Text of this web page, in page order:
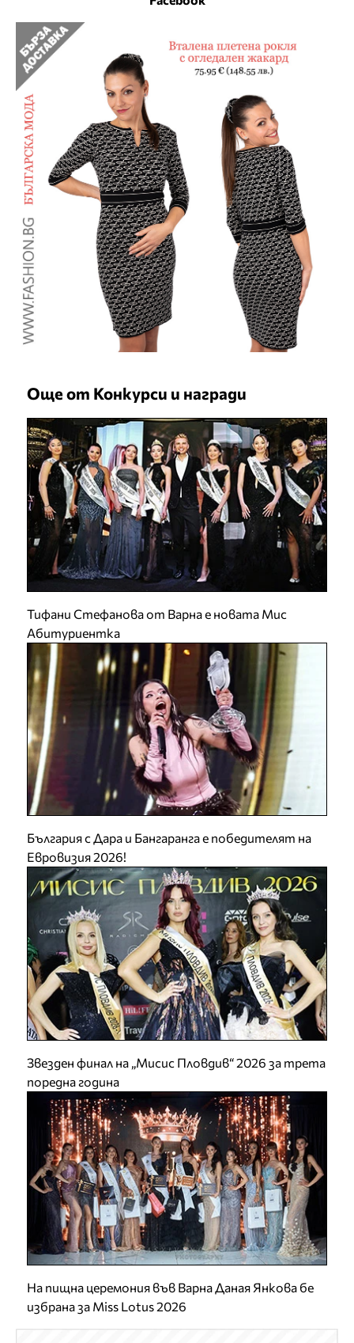
Още от Конкурси и награди
Тифани Стефанова от Варна е новата Мис
Абитуриентка
България с Дара и Бангаранга е победителят на
Евровизия 2026!
Звезден финал на „Мисис Пловдив“ 2026 за трета
поредна година
На пищна церемония във Варна Даная Янкова бе
избрана за Miss Lotus 2026